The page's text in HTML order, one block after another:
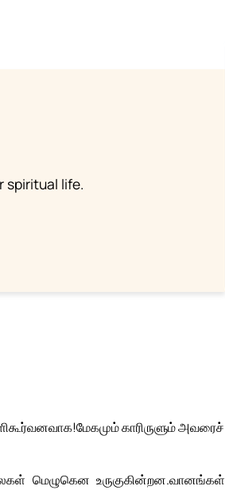
spiritual life.
மேகமும் காரிருளும் அவரைச்
மெழுகென உருகுகின்றன.வானங்கள்